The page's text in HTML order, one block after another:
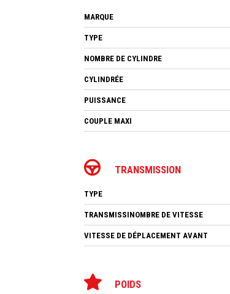
MARQUE
TYPE
NOMBRE DE CYLINDRE
CYLINDRÉE
PUISSANCE
COUPLE MAXI
TRANSMISSION
TYPE
TRANSMISSINOMBRE DE VITESSE
VITESSE DE DÉPLACEMENT AVANT
POIDS